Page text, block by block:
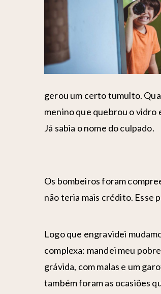
gerou um certo tumulto.
menino que quebrou o vidro
Já sabia o nome do culpado.
Os bombeiros foram
não teria mais crédito. Esse
Logo que engravidei
complexa: mandei meu
grávida, com malas e um
também foram as ocasiões